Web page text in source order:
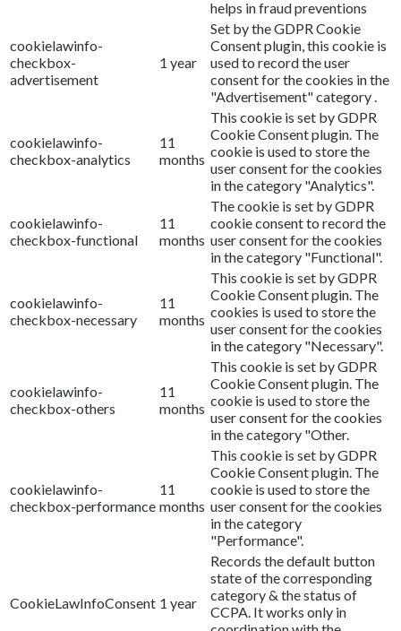
helps in fraud preventions
cookielawinfo-
checkbox-
advertisement
1 year
Set by the GDPR Cookie
Consent plugin, this cookie is
used to record the user
consent for the cookies in the
"Advertisement" category .
cookielawinfo-
checkbox-analytics
11
months
This cookie is set by GDPR
Cookie Consent plugin. The
cookie is used to store the
user consent for the cookies
in the category "Analytics".
cookielawinfo-
checkbox-functional
11
months
The cookie is set by GDPR
cookie consent to record the
user consent for the cookies
in the category "Functional".
cookielawinfo-
checkbox-necessary
11
months
This cookie is set by GDPR
Cookie Consent plugin. The
cookies is used to store the
user consent for the cookies
in the category "Necessary".
cookielawinfo-
checkbox-others
11
months
This cookie is set by GDPR
Cookie Consent plugin. The
cookie is used to store the
user consent for the cookies
in the category "Other.
cookielawinfo-
checkbox-performance
11
months
This cookie is set by GDPR
Cookie Consent plugin. The
cookie is used to store the
user consent for the cookies
in the category
"Performance".
CookieLawInfoConsent 1 year
Records the default button
state of the corresponding
category & the status of
CCPA. It works only in